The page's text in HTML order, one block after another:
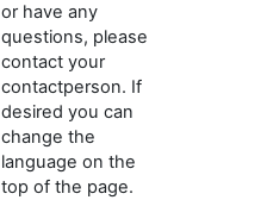
or have any
questions, please
contact your
contactperson. If
desired you can
change the
language on the
top of the page.